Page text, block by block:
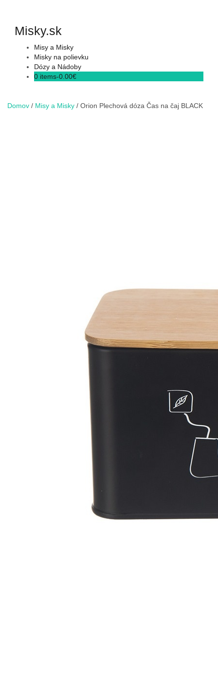
Misky.sk
Misy a Misky
Misky na polievku
Dózy a Nádoby
0 items-0.00€
Domov / Misy a Misky / Orion Plechová dóza Čas na čaj BLACK